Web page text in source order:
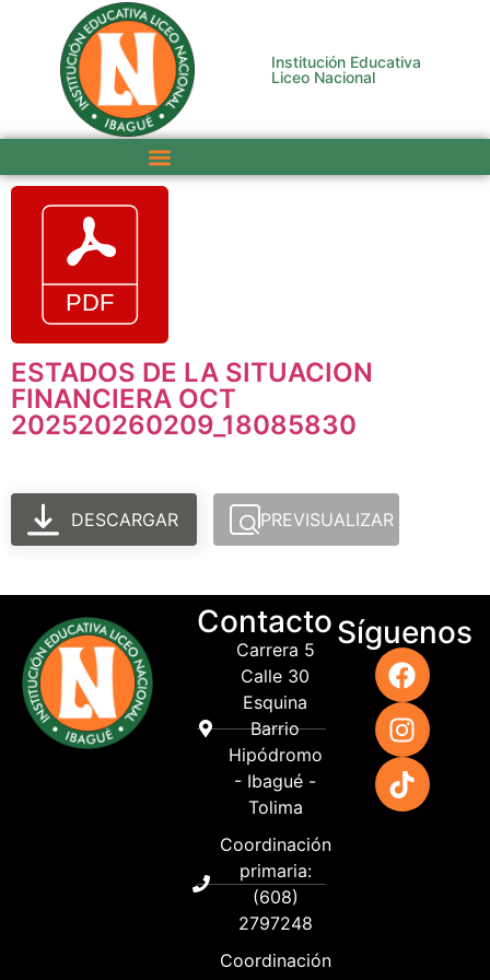
Institución Educativa
Liceo Nacional
ESTADOS DE LA SITUACION
FINANCIERA OCT
202520260209_18085830
DESCARGAR PREVISUALIZAR
Contacto
Carrera 5
Calle 30
Esquina
Barrio
Hipódromo
- Ibagué -
Tolima
Coordinación
primaria:
(608)
2797248
Coordinación
Síguenos